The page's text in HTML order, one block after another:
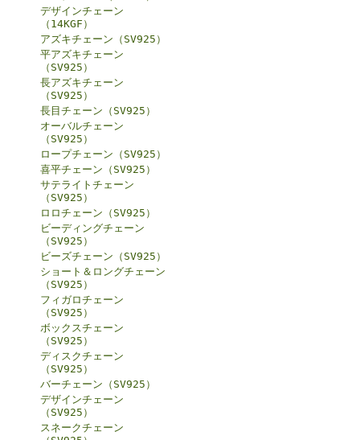
デザインチェーン
（14KGF）
アズキチェーン（SV925）
平アズキチェーン
（SV925）
長アズキチェーン
（SV925）
長目チェーン（SV925）
オーバルチェーン
（SV925）
ロープチェーン（SV925）
喜平チェーン（SV925）
サテライトチェーン
（SV925）
ロロチェーン（SV925）
ビーディングチェーン
（SV925）
ビーズチェーン（SV925）
ショート＆ロングチェーン
（SV925）
フィガロチェーン
（SV925）
ボックスチェーン
（SV925）
ディスクチェーン
（SV925）
バーチェーン（SV925）
デザインチェーン
（SV925）
スネークチェーン